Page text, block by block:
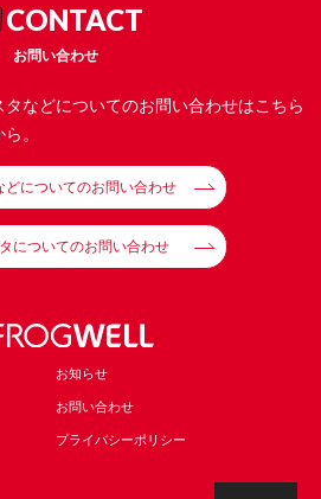
CONTACT
お問い合わせ
などについてのお問い合わせはこちら
。
どについてのお問い合わせ
についてのお問い合わせ
お知らせ
お問い合わせ
プライバシーポリシー